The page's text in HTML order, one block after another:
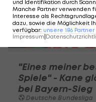
"Eines meiner
Spiele" - Kane
bei Bayern-Sieg
Deutsche Bundesliga
und Identifikation durch
Manche Partner verwenden
Interesse als
dazu, sowie die Möglichkeit
verfügbar: unsere 186 Partner
Impressum|